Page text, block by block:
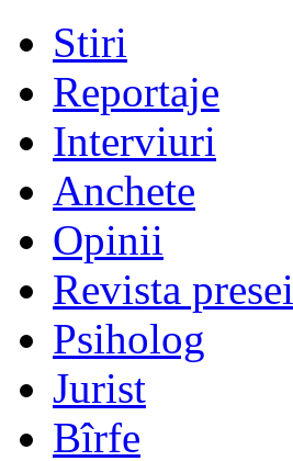
Stiri
Reportaje
Interviuri
Anchete
Opinii
Revista presei
Psiholog
Jurist
Bîrfe